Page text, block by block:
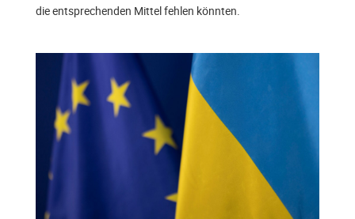
die entsprechenden Mittel fehlen könnten.